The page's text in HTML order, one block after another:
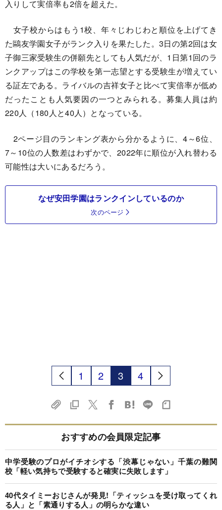
入りして実倍率も2倍を超えた。
女子校からはもう1校、年々じわじわと順位を上げてき
た鷗友学園女子がランク入りを果たした。3日の第2回は女
子御三家受験生の併願先としても人気だが、1日第1回のラ
ンクアップはこの学校を第一志望とする受験生が増えてい
る証左である。ライバルの吉祥女子と比べて実倍率が低め
だったことも人気要因の一つとみられる。募集人員は約
220人（180人と40人）となっている。
2ページ目のランキング表から分かるように、4～6位、
7～10位の人数差はわずかで、2022年に順位が入れ替わる
可能性は大いにあるだろう。
なぜ安田学園はランクインしているのか
次のページ
1 2 3 4
おすすめの会員限定記事
中学受験のプロがイチオシする「渋幕じゃない」千葉の難関
校「軽い気持ちで受験すると確実に失敗します」
40代タイミーおじさんが発見!「ティッシュを受け取ってくれ
る人」と「素通りする人」の明らかな違い